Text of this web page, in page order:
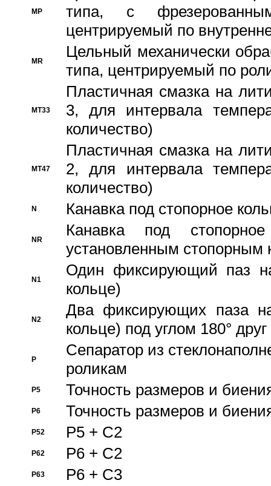
MP
типа, с
центрируемый по
MR
Цельный механически
типа, центрируемый по
MT33
Пластичная смазка на
3, для интервала
количество)
MT47
Пластичная смазка на
2, для интервала
количество)
N Канавка под стопорное
NR
Канавка под
установленным стопорным
N1
Один фиксирующий паз
кольце)
N2
Два фиксирующих паза
кольце) под углом 180° друг
P
Cепаратор из
роликам
P5 Точность размеров и
P6 Точность размеров и
P52 P5 + C2
P62 P6 + C2
P63 P6 + C3